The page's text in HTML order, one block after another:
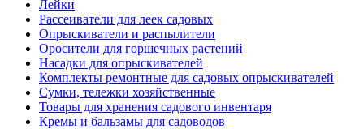
Лейки
Рассеиватели для леек садовых
Опрыскиватели и распылители
Оросители для горшечных растений
Насадки для опрыскивателей
Комплекты ремонтные для садовых опрыскивателей
Сумки, тележки хозяйственные
Товары для хранения садового инвентаря
Кремы и бальзамы для садоводов